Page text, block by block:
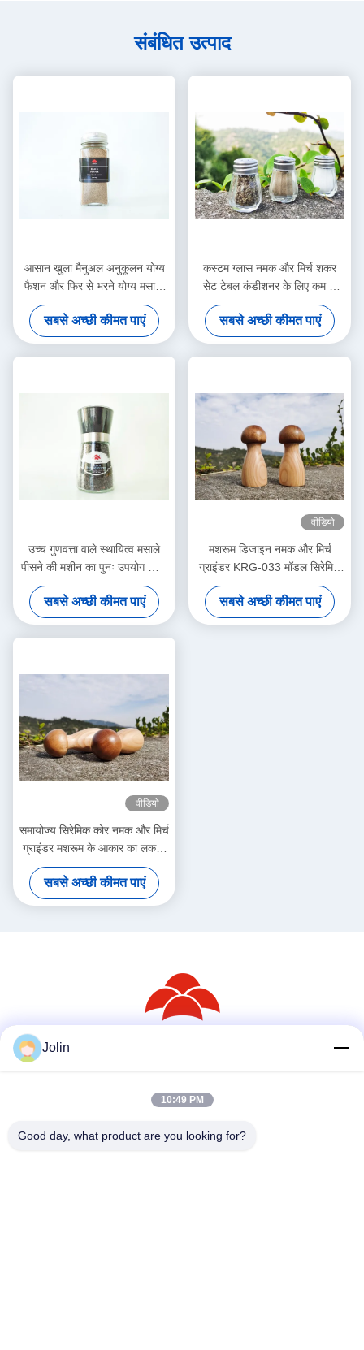
संबंधित उत्पाद
आसान खुला मैनुअल अनुकूलन योग्य
फैशन और फिर से भरने योग्य मसाला
ग्राइंडर सभी प्रकार के मसालों के लिए
उपयुक्त
सबसे अच्छी कीमत पाएं
कस्टम ग्लास नमक और मिर्च शकर
सेट टेबल कंडीशनर के लिए कम से
कम ऑर्डर मात्रा पर बातचीत
सबसे अच्छी कीमत पाएं
उच्च गुणवत्ता वाले स्थायित्व मसाले
पीसने की मशीन का पुनः उपयोग किया
जा सकता है और मसालों से भरा जा
सकता है
सबसे अच्छी कीमत पाएं
वीडियो
मशरूम डिजाइन नमक और मिर्च
ग्राइंडर KRG-033 मॉडल सिरेमिक
कोर और लकड़ी के जार
सबसे अच्छी कीमत पाएं
वीडियो
समायोज्य सिरेमिक कोर नमक और मिर्च
ग्राइंडर मशरूम के आकार का लकड़ी
का जार
सबसे अच्छी कीमत पाएं
त्वरित संपर्क
Jolin
10:49 PM
Good day, what product are you looking for?